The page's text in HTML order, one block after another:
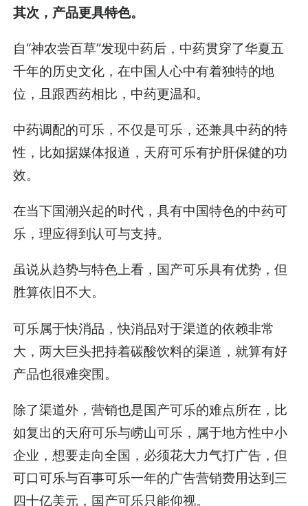
其次，产品更具特色。
自“神农尝百草”发现中药后，中药贯穿了华夏五
千年的历史文化，在中国人心中有着独特的地
位，且跟西药相比，中药更温和。
中药调配的可乐，不仅是可乐，还兼具中药的特
性，比如据媒体报道，天府可乐有护肝保健的功
效。
在当下国潮兴起的时代，具有中国特色的中药可
乐，理应得到认可与支持。
虽说从趋势与特色上看，国产可乐具有优势，但
胜算依旧不大。
可乐属于快消品，快消品对于渠道的依赖非常
大，两大巨头把持着碳酸饮料的渠道，就算有好
产品也很难突围。
除了渠道外，营销也是国产可乐的难点所在，比
如复出的天府可乐与崂山可乐，属于地方性中小
企业，想要走向全国，必须花大力气打广告，但
可口可乐与百事可乐一年的广告营销费用达到三
四十亿美元，国产可乐只能仰视。